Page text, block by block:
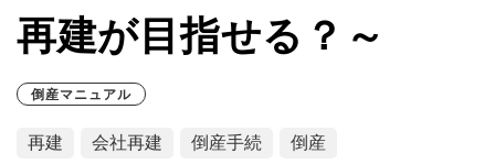
再建が目指せる？～
倒産マニュアル
再建 会社再建 倒産手続 倒産